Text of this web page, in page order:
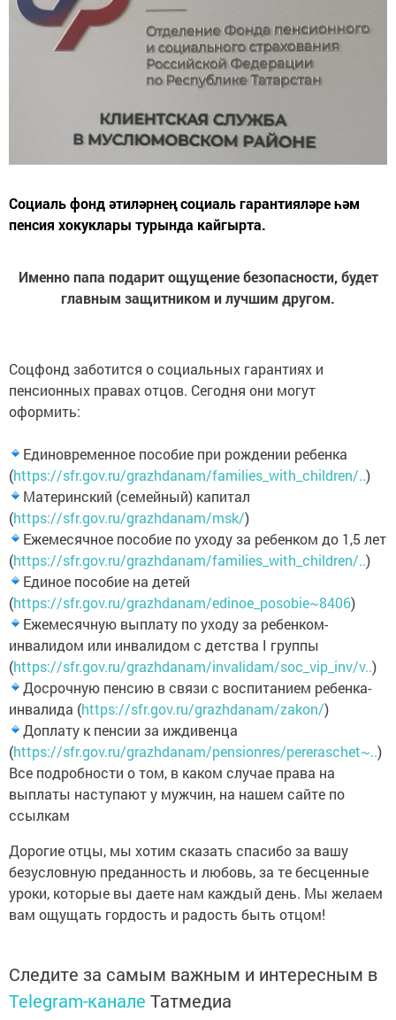
Социаль фонд әтиләрнең социаль гарантияләре һәм
пенсия хокуклары турында кайгырта.
Именно папа подарит ощущение безопасности, будет
главным защитником и лучшим другом.
Соцфонд заботится о социальных гарантиях и
пенсионных правах отцов. Сегодня они могут
оформить:
Единовременное пособие при рождении ребенка
(https://sfr.gov.ru/grazhdanam/families_with_children/..)
Материнский (семейный) капитал
(https://sfr.gov.ru/grazhdanam/msk/)
Ежемесячное пособие по уходу за ребенком до 1,5 лет
(https://sfr.gov.ru/grazhdanam/families_with_children/..)
Единое пособие на детей
(https://sfr.gov.ru/grazhdanam/edinoe_posobie~8406)
Ежемесячную выплату по уходу за ребенком-
инвалидом или инвалидом с детства I группы
(https://sfr.gov.ru/grazhdanam/invalidam/soc_vip_inv/v..)
Досрочную пенсию в связи с воспитанием ребенка-
инвалида (https://sfr.gov.ru/grazhdanam/zakon/)
Доплату к пенсии за иждивенца
(https://sfr.gov.ru/grazhdanam/pensionres/pereraschet~..)
Все подробности о том, в каком случае права на
выплаты наступают у мужчин, на нашем сайте по
ссылкам
Дорогие отцы, мы хотим сказать спасибо за вашу
безусловную преданность и любовь, за те бесценные
уроки, которые вы даете нам каждый день. Мы желаем
вам ощущать гордость и радость быть отцом!
Следите за самым важным и интересным в
Telegram-канале Татмедиа